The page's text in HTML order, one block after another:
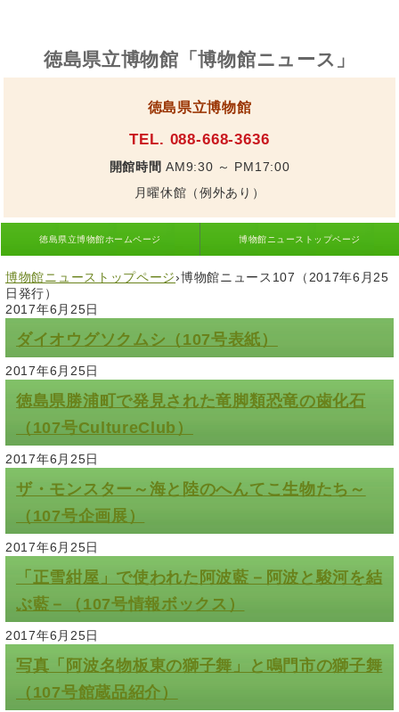
徳島県立博物館「博物館ニュース」
徳島県立博物館
TEL. 088-668-3636
開館時間 AM9:30 ～ PM17:00
月曜休館（例外あり）
徳島県立博物館ホームページ 博物館ニューストップページ
博物館ニューストップページ›博物館ニュース107（2017年6月25
日発行）
2017年6月25日
ダイオウグソクムシ（107号表紙）
2017年6月25日
徳島県勝浦町で発見された竜脚類恐竜の歯化石
（107号CultureClub）
2017年6月25日
ザ・モンスター～海と陸のへんてこ生物たち～
（107号企画展）
2017年6月25日
「正雪紺屋」で使われた阿波藍－阿波と駿河を結
ぶ藍－（107号情報ボックス）
2017年6月25日
写真「阿波名物板東の獅子舞」と鳴門市の獅子舞
（107号館蔵品紹介）